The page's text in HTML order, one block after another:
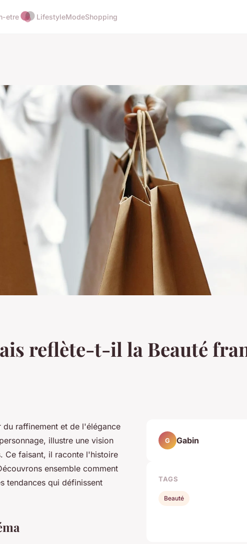
etre LifestyleModeShopping
reflète-t-il la Beauté
raffinement et de l'élégance
illustre une vision
Ce faisant, il raconte l'histoire
ensemble comment
tendances qui définissent
G Gabin
TAGS
Beauté